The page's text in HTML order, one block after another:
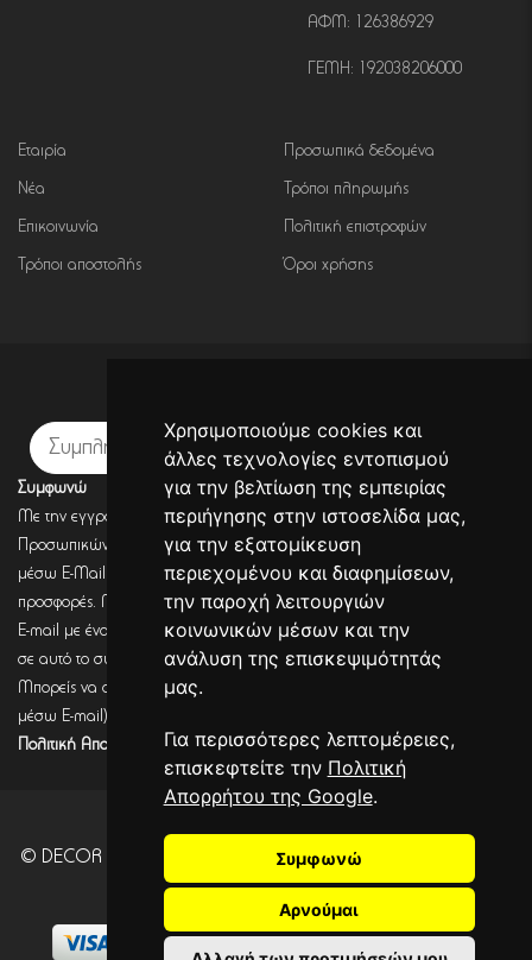
Χρησιμοποιούμε cookies και
άλλες τεχνολογίες εντοπισμού
για την βελτίωση της εμπειρίας
περιήγησης στην ιστοσελίδα μας,
για την εξατομίκευση
περιεχομένου και διαφημίσεων,
την παροχή λειτουργιών
κοινωνικών μέσων και την
ανάλυση της επισκεψιμότητάς
μας.
Για περισσότερες λεπτομέρειες,
επισκεφτείτε την Πολιτική
Απορρήτου της Google.
Συμφωνώ
Αρνούμαι
ΑΦΜ: 126386929
ΓΕΜΗ: 192038206000
Εταιρία
Νέα
Επικοινωνία
Τρόποι αποστολής
Προσωπικά δεδομένα
Τρόποι πληρωμής
Πολιτική επιστροφών
Όροι χρήσης
Εγγραφή
Συμφωνώ
Με την εγγραφή σου, συμφωνείς με την Πολιτική Προστασίας
Προσωπικών Δεδομένων και συμφωνείς πως η DECORSEASONS μπορεί
μέσω E-Mail να στέλνει πληροφορίες για σχετικά προϊόντα, τις τρέχουσες
προσφορές. Μετά από έλεγχο από την DECORSEASONS θα λάβεις ένα
E-mail με ένα link επιβεβαίωσης (Double opt-in). Μόνο μετά από κλικ
σε αυτό το σύνδεσμο, η εγγραφή θα έχει ολοκληρωθεί.
Μπορείς να αποσύρεις τη συναίνεση (για να λαμβάνεις πληροφορίες
μέσω E-mail) οποιαδήποτε στιγμή σύμφωνα με όσα καθορίζονται στην
Πολιτική Απορρήτου.
© DECOR SEASONS - Development - Powered by
I.S.. CITYCART 2026